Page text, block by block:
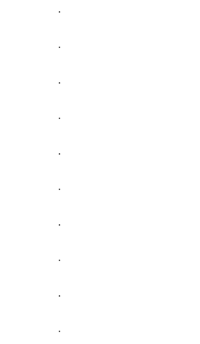
.
.
.
.
.
.
.
.
.
.